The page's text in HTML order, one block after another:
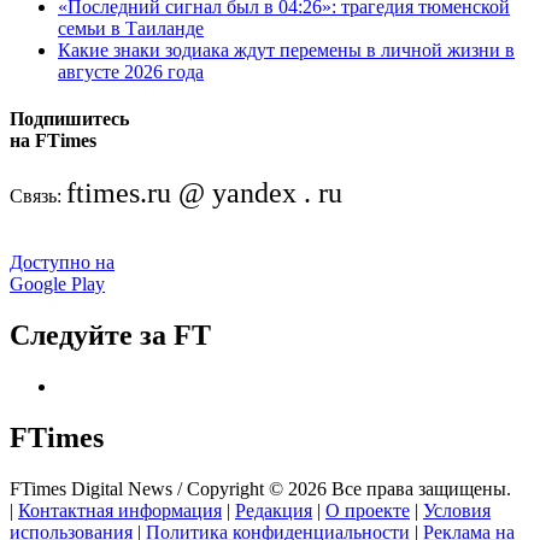
«Последний сигнал был в 04:26»: трагедия тюменской
семьи в Таиланде
Какие знаки зодиака ждут перемены в личной жизни в
августе 2026 года
Подпишитесь
на FTimes
Связь: ftimes.ru @ yandex . ru
Доступно на
Google Play
Следуйте за FT
FTimes
FTimes Digital News / Copyright © 2026 Все права защищены.
| Контактная информация | Редакция | О проекте | Условия
использования | Политика конфиденциальности | Реклама на